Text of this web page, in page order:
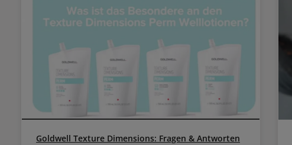
Goldwell Texture Dimensions: Fragen & Antworten